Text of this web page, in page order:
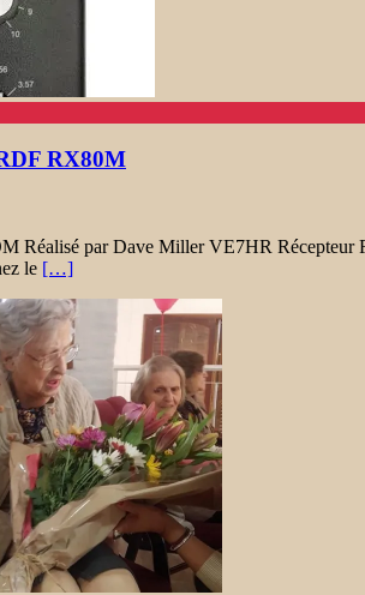
RX80M
Réalisé par Dave Miller VE7HR Récepteur
le […]